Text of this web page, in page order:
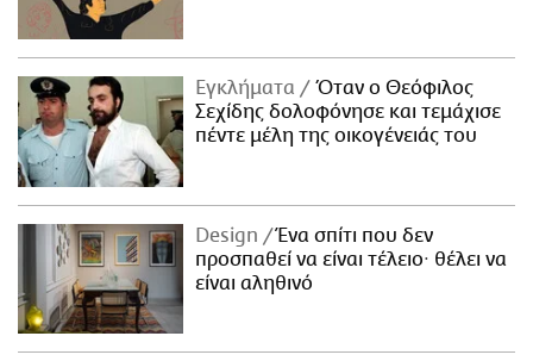
Εγκλήματα
Όταν ο Θεόφιλος
Σεχίδης δολοφόνησε και τεμάχισε
πέντε μέλη της οικογένειάς του
Design
Ένα σπίτι που δεν
προσπαθεί να είναι τέλειο· θέλει να
είναι αληθινό